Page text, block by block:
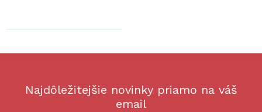
Najdôležitejšie novinky priamo na váš
email